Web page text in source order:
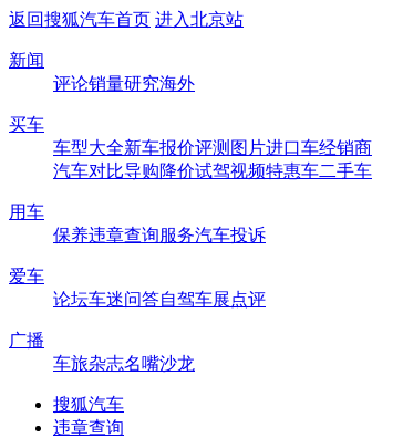
返回搜狐汽车首页 进入北京站
新闻
评论销量研究海外
买车
车型大全新车报价评测 图片进口车经销商
汽车对比导购降价试驾视频特惠车二手车
用车
保养违章查询服务汽车投诉
爱车
论坛车迷问答自驾车展点评
广播
车旅杂志名嘴沙龙
搜狐汽车
违章查询